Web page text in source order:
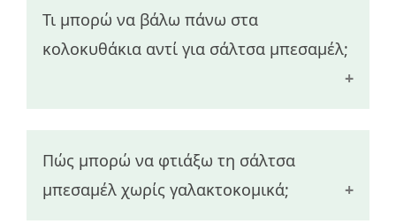
Τι μπορώ να βάλω πάνω στα
κολοκυθάκια αντί για σάλτσα μπεσαμέλ;
υδατανθράκων ή απλά δεν έχετε όρεξη
να φτιάξετε τη σάλτσα μπεσαμέλ, τότε
Πώς μπορώ να φτιάξω τη σάλτσα
μπεσαμέλ χωρίς γαλακτοκομικά;